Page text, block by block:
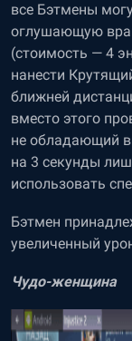
все Бэтмены
оглушающую
(стоимость — 4
нанести
ближней
вместо этого
не обладающий
на 3 секунды
использовать
Бэтмен
увеличенный
Чудо-женщина